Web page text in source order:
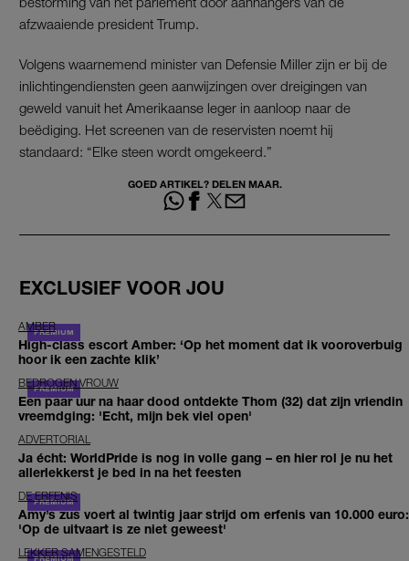
afzwaaiende president Trump.
Volgens waarnemend minister van Defensie Miller zijn er bij de
inlichtingendiensten geen aanwijzingen over dreigingen van
geweld vanuit het Amerikaanse leger in aanloop naar de
beëdiging. Het screenen van de reservisten noemt hij
standaard: “Elke steen wordt omgekeerd.”
GOED ARTIKEL? DELEN MAAR.
EXCLUSIEF VOOR JOU
AMBER
High-class escort Amber: ‘Op het moment dat ik vooroverbuig
hoor ik een zachte klik’
BEDROGEN VROUW
Een paar uur na haar dood ontdekte Thom (32) dat zijn vriendin
vreemdging: 'Echt, mijn bek viel open'
ADVERTORIAL
Ja écht: WorldPride is nog in volle gang – en hier rol je nu het
allerlekkerst je bed in na het feesten
DE ERFENIS
Amy’s zus voert al twintig jaar strijd om erfenis van 10.000 euro:
'Op de uitvaart is ze niet geweest'
LEKKER SAMENGESTELD